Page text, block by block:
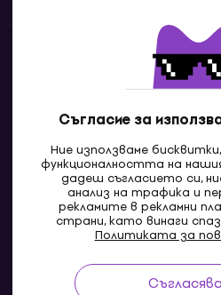
Съгласие за
Ние използваме
функционалността на
дадеш съгласието си,
анализ на трафика и
рекламите в рекламни
страни, като винаги
Политиката за